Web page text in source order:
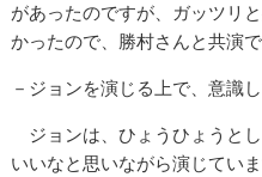
があったのですが、ガッツリ
かったので、勝村さんと共演
－ジョンを演じる上で、意識
ジョンは、ひょうひょうと
いいなと思いながら演じてい